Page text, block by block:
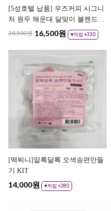
[5성호텔 납품] 우즈커피 시그니
처 원두 해운대 달맞이 블렌드
500g (분쇄도 선택)
20,500원 16,500원 ♥적립 +330
[떡찌니]알록달록 오색송편만들
기 KIT
14,000원 ♥적립 +280